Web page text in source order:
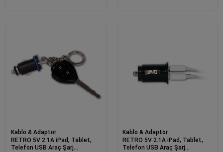
Kablo & Adaptör
RETRO 5V 2.1A iPad, Tablet,
Telefon USB Araç Şarj
Kablo & Adaptör
RETRO 5V 2.1A iPad, Tablet,
Telefon USB Araç Şarj